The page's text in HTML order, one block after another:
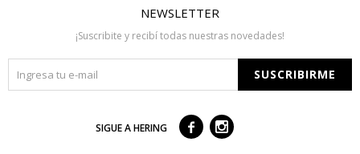
NEWSLETTER
¡Suscribite y recibí todas nuestras novedades!
SUSCRIBIRME
SIGUE A HERING  